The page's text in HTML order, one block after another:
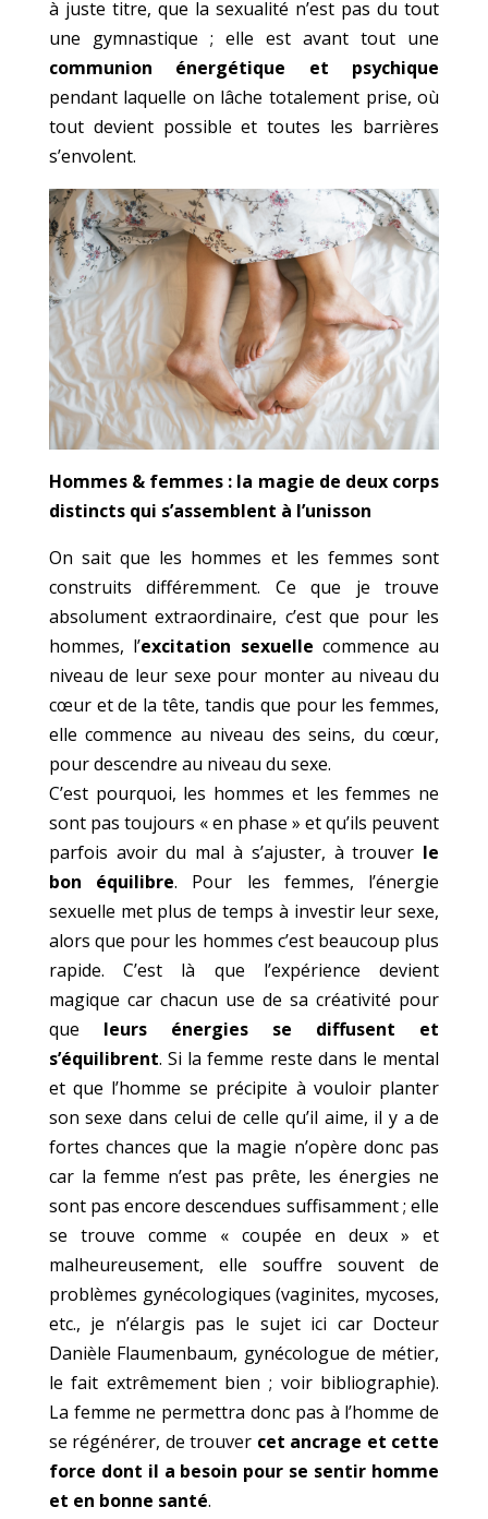
à juste titre, que la sexualité n’est pas du tout
une gymnastique ; elle est avant tout une
communion énergétique et psychique
pendant laquelle on lâche totalement prise, où
tout devient possible et toutes les barrières
s’envolent.
Hommes & femmes : la magie de deux corps
distincts qui s’assemblent à l’unisson
On sait que les hommes et les femmes sont
construits différemment. Ce que je trouve
absolument extraordinaire, c’est que pour les
hommes, l’excitation sexuelle commence au
niveau de leur sexe pour monter au niveau du
cœur et de la tête, tandis que pour les femmes,
elle commence au niveau des seins, du cœur,
pour descendre au niveau du sexe.
C’est pourquoi, les hommes et les femmes ne
sont pas toujours « en phase » et qu’ils peuvent
parfois avoir du mal à s’ajuster, à trouver le
bon équilibre. Pour les femmes, l’énergie
sexuelle met plus de temps à investir leur sexe,
alors que pour les hommes c’est beaucoup plus
rapide. C’est là que l’expérience devient
magique car chacun use de sa créativité pour
que leurs énergies se diffusent et
s’équilibrent. Si la femme reste dans le mental
et que l’homme se précipite à vouloir planter
son sexe dans celui de celle qu’il aime, il y a de
fortes chances que la magie n’opère donc pas
car la femme n’est pas prête, les énergies ne
sont pas encore descendues suffisamment ; elle
se trouve comme « coupée en deux » et
malheureusement, elle souffre souvent de
problèmes gynécologiques (vaginites, mycoses,
etc., je n’élargis pas le sujet ici car Docteur
Danièle Flaumenbaum, gynécologue de métier,
le fait extrêmement bien ; voir bibliographie).
La femme ne permettra donc pas à l’homme de
se régénérer, de trouver cet ancrage et cette
force dont il a besoin pour se sentir homme
et en bonne santé.